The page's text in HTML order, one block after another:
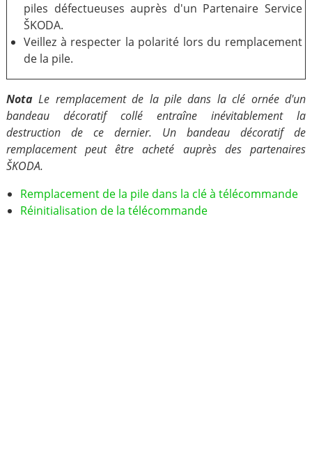
piles défectueuses auprès d'un Partenaire Service
ŠKODA.
Veillez à respecter la polarité lors du remplacement
de la pile.
NotaLe remplacement de la pile dans la clé ornée d'un
bandeau décoratif collé entraîne inévitablement la
destruction de ce dernier. Un bandeau décoratif de
remplacement peut être acheté auprès des partenaires
ŠKODA.
Remplacement de la pile dans la clé à télécommande
Réinitialisation de la télécommande